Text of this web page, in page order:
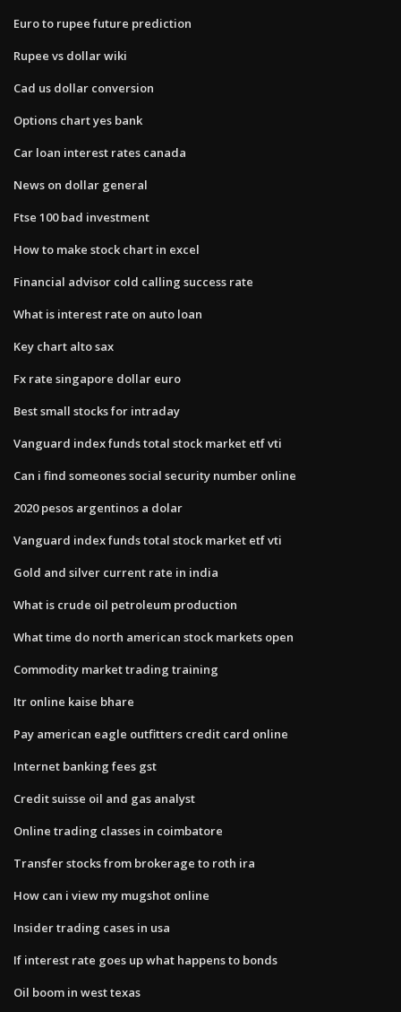
Euro to rupee future prediction
Rupee vs dollar wiki
Cad us dollar conversion
Options chart yes bank
Car loan interest rates canada
News on dollar general
Ftse 100 bad investment
How to make stock chart in excel
Financial advisor cold calling success rate
What is interest rate on auto loan
Key chart alto sax
Fx rate singapore dollar euro
Best small stocks for intraday
Vanguard index funds total stock market etf vti
Can i find someones social security number online
2020 pesos argentinos a dolar
Vanguard index funds total stock market etf vti
Gold and silver current rate in india
What is crude oil petroleum production
What time do north american stock markets open
Commodity market trading training
Itr online kaise bhare
Pay american eagle outfitters credit card online
Internet banking fees gst
Credit suisse oil and gas analyst
Online trading classes in coimbatore
Transfer stocks from brokerage to roth ira
How can i view my mugshot online
Insider trading cases in usa
If interest rate goes up what happens to bonds
Oil boom in west texas